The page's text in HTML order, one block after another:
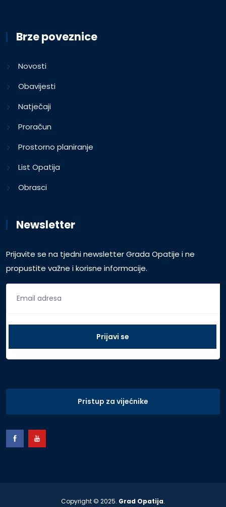
Brze poveznice
Novosti
Obavijesti
Natječaji
Proračun
Prostorno planiranje
List Opatija
Obrasci
Newsletter
Prijavite se na tjedni newsletter Grada Opatije i ne
propustite važne i korisne informacije.
Pristup za vijećnike
Copyright © 2025. Grad Opatija.